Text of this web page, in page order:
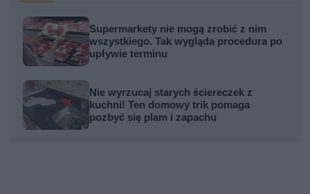
Supermarkety nie mogą zrobić z nim
wszystkiego. Tak wygląda procedura po
upływie terminu
Nie wyrzucaj starych ściereczek z
kuchni! Ten domowy trik pomaga
pozbyć się plam i zapachu